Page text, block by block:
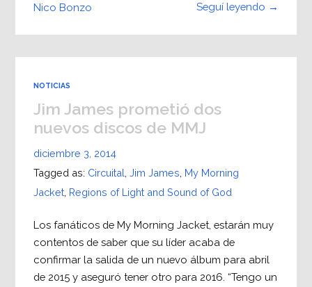
Seguí leyendo →
Nico Bonzo
NOTICIAS
Jim James prometió dos
nuevos discos de MMJ
diciembre 3, 2014
Tagged as: Circuital Jim James My Morning
Jacket, Regions of Light and Sound of God
Los fanáticos de My Morning Jacket, estarán muy
contentos de saber que su líder acaba de
confirmar la salida de un nuevo álbum para abril
de 2015 y aseguró tener otro para 2016. “Tengo un